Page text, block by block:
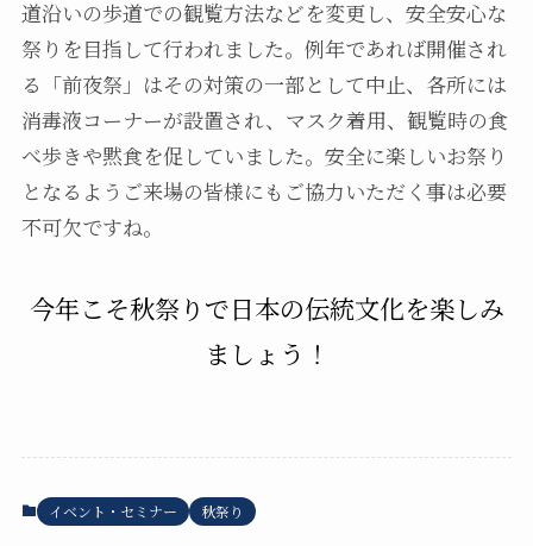
道沿いの歩道での観覧方法などを変更し、安全安心な
祭りを目指して行われました。例年であれば開催され
る「前夜祭」はその対策の一部として中止、各所には
消毒液コーナーが設置され、マスク着用、観覧時の食
べ歩きや黙食を促していました。安全に楽しいお祭り
となるようご来場の皆様にもご協力いただく事は必要
不可欠ですね。
今年こそ秋祭りで日本の伝統文化を楽しみ
ましょう！
イベント・セミナー 秋祭り